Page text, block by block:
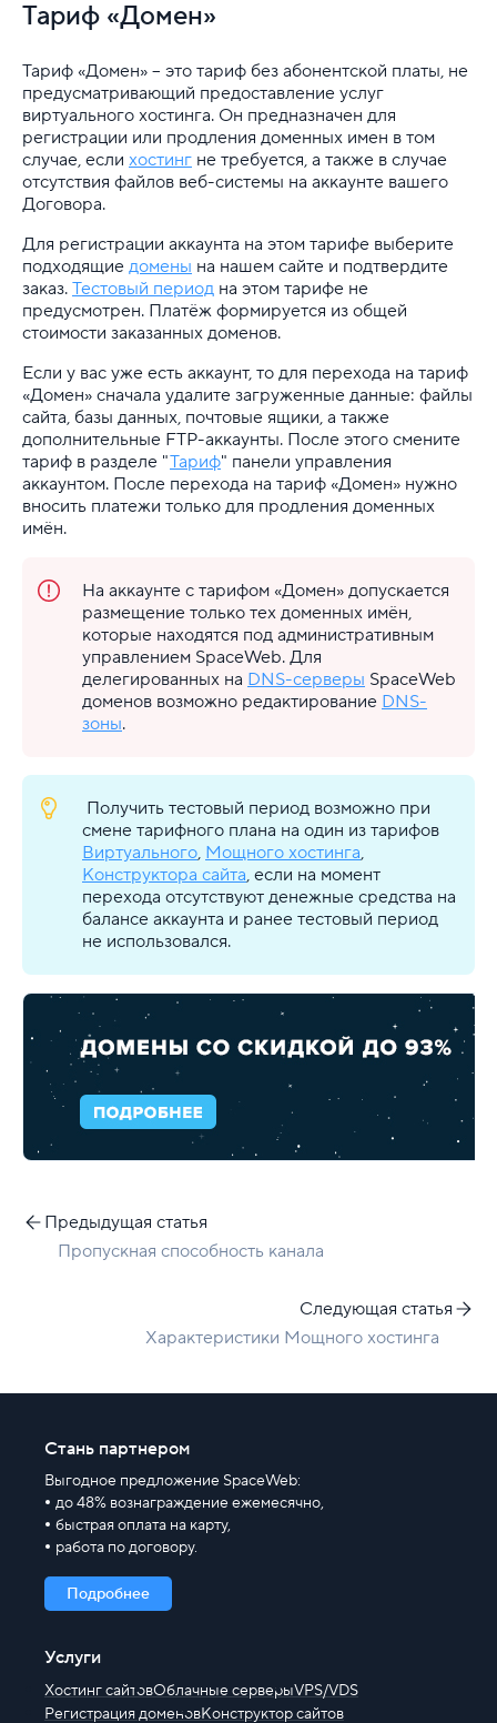
Характеристики Почтового хостинга
Характеристики тарифа Бесплатный
Характеристики тарифов 1С-Битрикс
Характеристики тарифов UMI.CMS
Характеристики тарифов Галактика
Характеристики тарифов для Joomla
Характеристики тарифов для Wordpress
Характеристики хостинга
Хостинговые бонусы
Финансы и документы
Домены
Хостинг
VDS
Почта
Партнерская программа
Конструктор сайта
SSL
Реклама и продвижение
Для разработки
Выделенные серверы
Полезная информация
Тариф «Домен»
Тариф «Домен» – это тариф без абонентской платы, не
предусматривающий предоставление услуг
виртуального хостинга. Он предназначен для
регистрации или продления доменных имен в том
случае, если хостинг не требуется, а также в случае
отсутствия файлов веб-системы на аккаунте вашего
Договора.
Для регистрации аккаунта на этом тарифе выберите
подходящие домены на нашем сайте и подтвердите
заказ. Тестовый период на этом тарифе не
предусмотрен. Платёж формируется из общей
стоимости заказанных доменов.
Если у вас уже есть аккаунт, то для перехода на тариф
«Домен» сначала удалите загруженные данные: файлы
сайта, базы данных, почтовые ящики, а также
дополнительные FTP-аккаунты. После этого смените
тариф в разделе "Тариф" панели управления
аккаунтом. После перехода на тариф «Домен» нужно
вносить платежи только для продления доменных
имён.
На аккаунте с тарифом «Домен» допускается
размещение только тех доменных имён,
которые находятся под административным
управлением SpaceWeb. Для
делегированных на DNS-серверы SpaceWeb
доменов возможно редактирование DNS-
зоны.
Получить тестовый период возможно при
смене тарифного плана на один из тарифов
Виртуального, Мощного хостинга,
Конструктора сайта, если на момент
перехода отсутствуют денежные средства на
балансе аккаунта и ранее тестовый период
не использовался.
Предыдущая статья
Пропускная способность канала
Следующая статья
Характеристики Мощного хостинга
Стань партнером
Выгодное предложение SpaceWeb:
до 48% вознаграждение ежемесячно,
быстрая оплата на карту,
работа по договору.
Подробнее
Услуги
Хостинг сайтовОблачные серверыVPS/VDS
Регистрация доменовКонструктор сайтов